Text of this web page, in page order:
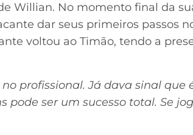
Willian. No momento final da
dar seus primeiros passos
voltou ao Timão, tendo a
profissional. Já dava sinal que
pode ser um sucesso total. Se